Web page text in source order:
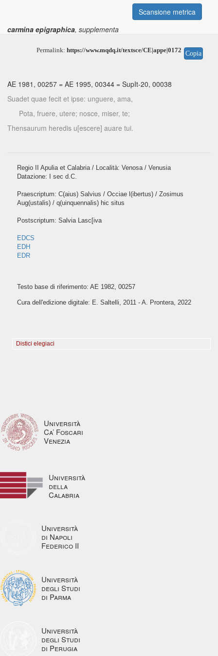
Scansione metrica
carmina epigraphica, supplementa
Permalink: https://www.mqdq.it/textsce/CE|appe|0172 Copia
AE 1981, 00257 = AE 1995, 00344 = SupIt-20, 00038
Suadet quae fecit et ipse: unguere, ama,
Pota, fruere, utere; nosce, miser, te;
Thensaurum heredis u[escere] auare tui.
Regio II Apulia et Calabria / Località: Venosa / Venusia
Datazione: I sec d.C.
Praescriptum: C(aius) Salvius / Occiae l(ibertus) / Zosimus
Aug(ustalis) / q(uinquennalis) hic situs
Postscriptum: Salvia Lasc[iva
EDCS
EDH
EDR
Testo base di riferimento: AE 1982, 00257
Cura dell'edizione digitale: E. Saltelli, 2011 - A. Prontera, 2022
Distici elegiaci
Università
Ca’ Foscari
Venezia
Università
della
Calabria
Università
di Napoli
Federico II
Università
degli Studi
di Parma
Università
degli Studi
di Perugia